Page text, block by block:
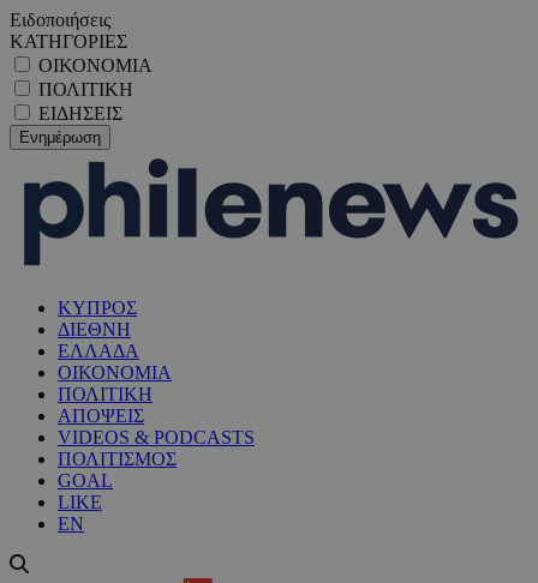
Ειδοποιήσεις
ΚΑΤΗΓΟΡΙΕΣ
ΟΙΚΟΝΟΜΙΑ
ΠΟΛΙΤΙΚΗ
ΕΙΔΗΣΕΙΣ
ΚΥΠΡΟΣ
ΔΙΕΘΝΗ
ΕΛΛΑΔΑ
ΟΙΚΟΝΟΜΙΑ
ΠΟΛΙΤΙΚΗ
ΑΠΟΨΕΙΣ
VIDEOS & PODCASTS
ΠΟΛΙΤΙΣΜΟΣ
GOAL
LIKE
EN